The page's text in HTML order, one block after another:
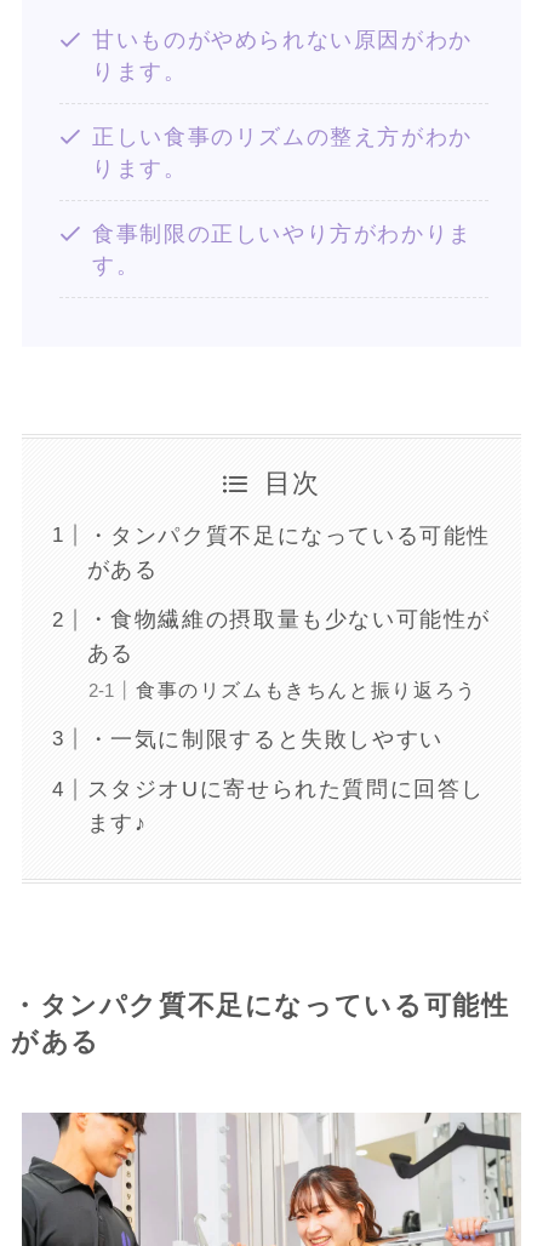
甘いものがやめられない原因がわか
ります。
正しい食事のリズムの整え方がわか
ります。
食事制限の正しいやり方がわかりま
す。
目次
・タンパク質不足になっている可能性
がある
・食物繊維の摂取量も少ない可能性が
ある
食事のリズムもきちんと振り返ろう
・一気に制限すると失敗しやすい
スタジオUに寄せられた質問に回答し
ます♪
・タンパク質不足になっている可能性
がある